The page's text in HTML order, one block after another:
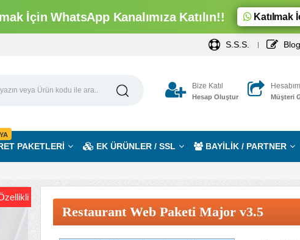
İçin WhatsApp Kanalımıza Katılın!! Katılmak
S.S.S. Blog
Bize Katıl
Hesap Oluştur
Hesabım
Müşteri
PAKETLERİ EK ÜRÜNLER / SSL BAYİLİK / PARTNER
Restaurant Web Paketi Major v3.5